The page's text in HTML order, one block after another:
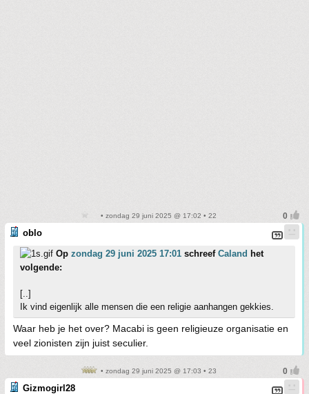
• zondag 29 juni 2025 @ 17:02 • 22
oblo
Op zondag 29 juni 2025 17:01 schreef Caland het
volgende:
[..]
Ik vind eigenlijk alle mensen die een religie aanhangen gekkies.
Waar heb je het over? Macabi is geen religieuze organisatie en
veel zionisten zijn juist seculier.
• zondag 29 juni 2025 @ 17:03 • 23
Gizmogirl28